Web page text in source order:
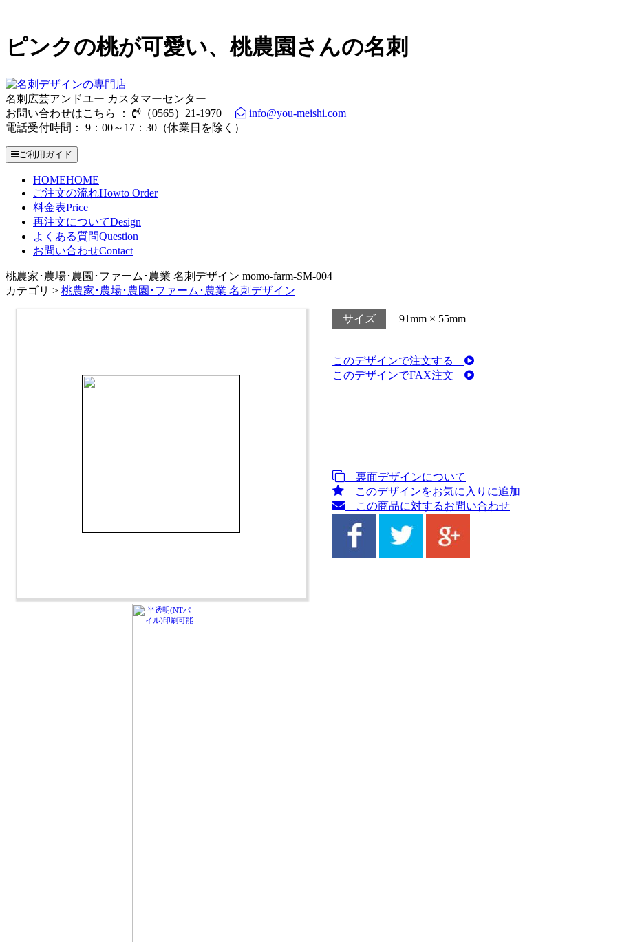
ピンクの桃が可愛い、桃農園さんの名刺
名刺広芸アンドユー カスタマーセンター
お問い合わせはこちら ：
（0565）21-1970
info@you-meishi.com
電話受付時間： 9：00～17：30（休業日を除く）
ご利用ガイド
HOMEHOME
ご注文の流れHowto Order
料金表Price
再注文についてDesign
よくある質問Question
お問い合わせContact
桃農家･農場･農園･ファーム･農業 名刺デザイン momo-farm-SM-004
カテゴリ > 桃農家･農場･農園･ファーム･農業 名刺デザイン
サイズ 91mm × 55mm
このデザインで注文する
このデザインでFAX注文
裏面デザインについて
このデザインをお気に入りに追加
この商品に対するお問い合わせ